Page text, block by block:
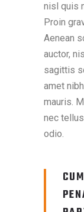
nisl quis
Proin
Aenean
auctor,
sagittis
amet
mauris.
nec
odio.